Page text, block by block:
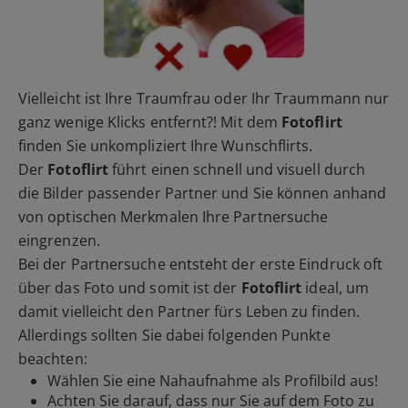
Vielleicht ist Ihre Traumfrau oder Ihr Traummann nur
ganz wenige Klicks entfernt?! Mit dem Fotoflirt
finden Sie unkompliziert Ihre Wunschflirts.
Der Fotoflirtführt einen schnell und visuell durch
die Bilder passender Partner und Sie können anhand
von optischen Merkmalen Ihre Partnersuche
eingrenzen.
Bei der Partnersuche entsteht der erste Eindruck oft
über das Foto und somit ist der Fotoflirt ideal, um
damit vielleicht den Partner fürs Leben zu finden.
Allerdings sollten Sie dabei folgenden Punkte
beachten:
Wählen Sie eine Nahaufnahme als Profilbild aus!
Achten Sie darauf, dass nur Sie auf dem Foto zu